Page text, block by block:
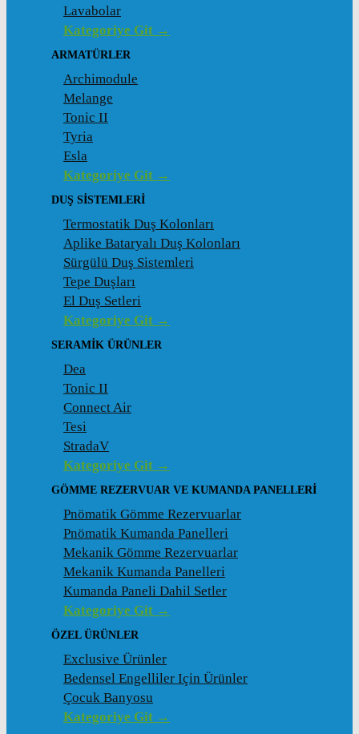
Lavabolar
Kategoriye Git →
ARMATÜRLER
Archimodule
Melange
Tonic II
Tyria
Esla
Kategoriye Git →
DUŞ SISTEMLERI
Termostatik Duş Kolonları
Aplike Bataryalı Duş Kolonları
Sürgülü Duş Sistemleri
Tepe Duşları
El Duş Setleri
Kategoriye Git →
SERAMIK ÜRÜNLER
Dea
Tonic II
Connect Air
Tesi
StradaV
Kategoriye Git →
GÖMME REZERVUAR VE KUMANDA PANELLERI
Pnömatik Gömme Rezervuarlar
Pnömatik Kumanda Panelleri
Mekanik Gömme Rezervuarlar
Mekanik Kumanda Panelleri
Kumanda Paneli Dahil Setler
Kategoriye Git →
ÖZEL ÜRÜNLER
Exclusive Ürünler
Bedensel Engelliler Için Ürünler
Çocuk Banyosu
Kategoriye Git →